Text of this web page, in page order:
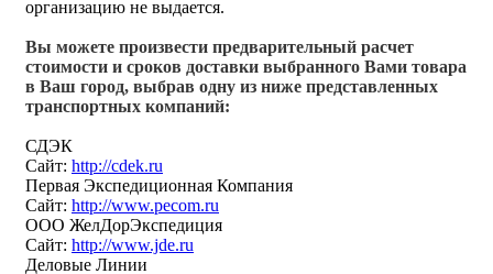
организацию не выдается.
Вы можете произвести предварительный расчет
стоимости и сроков доставки выбранного Вами товара
в Ваш город, выбрав одну из ниже представленных
транспортных компаний:
СДЭК
Сайт: http://cdek.ru
Первая Экспедиционная Компания
Сайт: http://www.pecom.ru
ООО ЖелДорЭкспедиция
Сайт: http://www.jde.ru
Деловые Линии